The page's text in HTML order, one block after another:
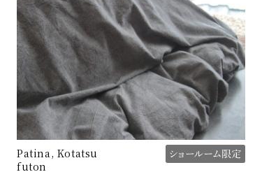
Patina, Kotatsu
futon